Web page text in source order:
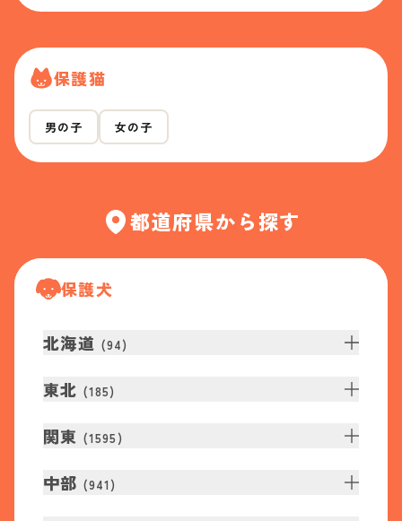
保護猫
男の子 女の子
都道府県から探す
保護犬
北海道 (94)
東北 (185)
関東 (1595 )
中部 (941 )